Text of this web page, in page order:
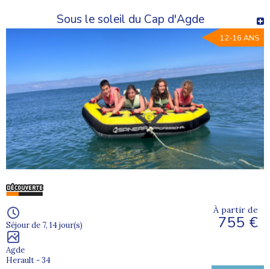
Sous le soleil du Cap d'Agde
12-16 ANS
Séjour de 7, 14 jour(s)
Agde
Herault - 34
À partir de
755 €